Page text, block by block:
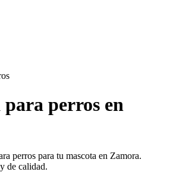
perros en
perros para tu mascota en Zamora.
de calidad.